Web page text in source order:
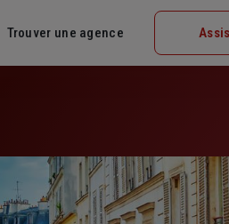
Trouver une agence